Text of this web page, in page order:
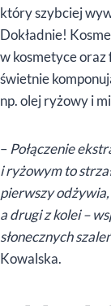
który szybciej
Dokładnie!
w kosmetyce oraz
świetnie
np. olej ryżowy i
– Połączenie
i ryżowym to
pierwszy
a drugi z kolei –
słonecznych
Kowalska.